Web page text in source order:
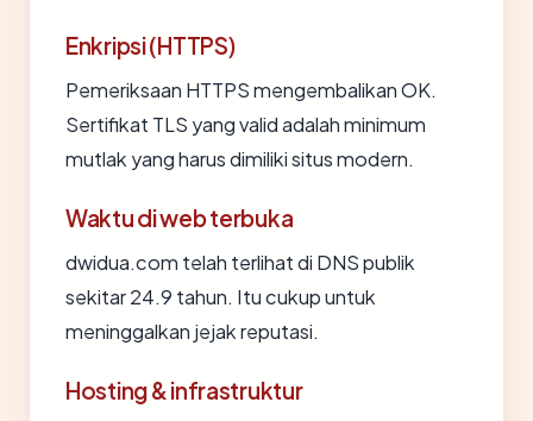
Enkripsi (HTTPS)
Pemeriksaan HTTPS mengembalikan OK.
Sertifikat TLS yang valid adalah minimum
mutlak yang harus dimiliki situs modern.
Waktu di web terbuka
dwidua.com telah terlihat di DNS publik
sekitar 24.9 tahun. Itu cukup untuk
meninggalkan jejak reputasi.
Hosting & infrastruktur